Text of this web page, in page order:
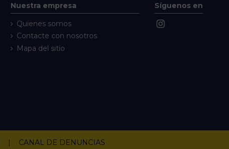
Nuestra empresa
Quienes somos
Contacte con nosotros
Mapa del sitio
Síguenos en
| CANAL DE DENUNCIAS